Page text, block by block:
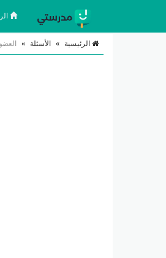
الرئيسية » الأسئلة »